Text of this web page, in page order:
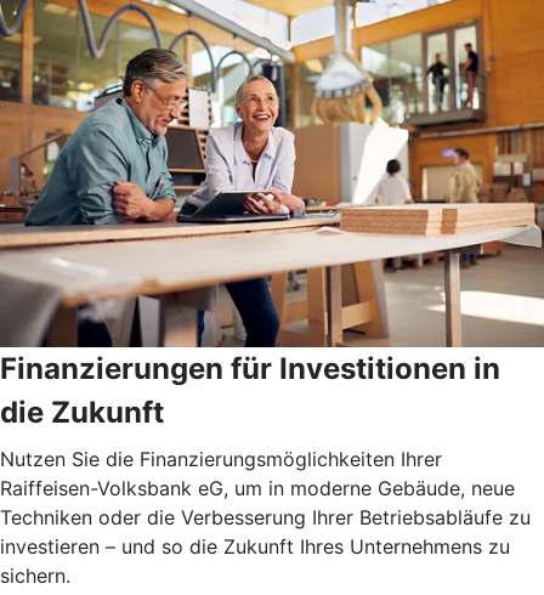
Finanzierungen für Investitionen in
die Zukunft
Nutzen Sie die Finanzierungsmöglichkeiten Ihrer
Raiffeisen-Volksbank eG, um in moderne Gebäude, neue
Techniken oder die Verbesserung Ihrer Betriebsabläufe zu
investieren – und so die Zukunft Ihres Unternehmens zu
sichern.